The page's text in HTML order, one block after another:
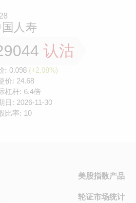
人寿
认沽
: 0.098 (+2.08%)
价: 24.68
杠杆: 6.4倍
日: 2026-11-30
比率: 10
美股指数产品
轮证市场统计